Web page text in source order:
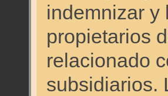
indemnizar y
propietarios
relacionado
subsidiarios.